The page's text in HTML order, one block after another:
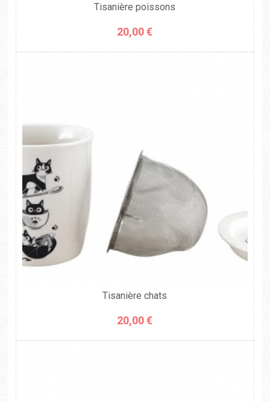
Tisanière poissons
20,00 €
Tisanière chats
20,00 €